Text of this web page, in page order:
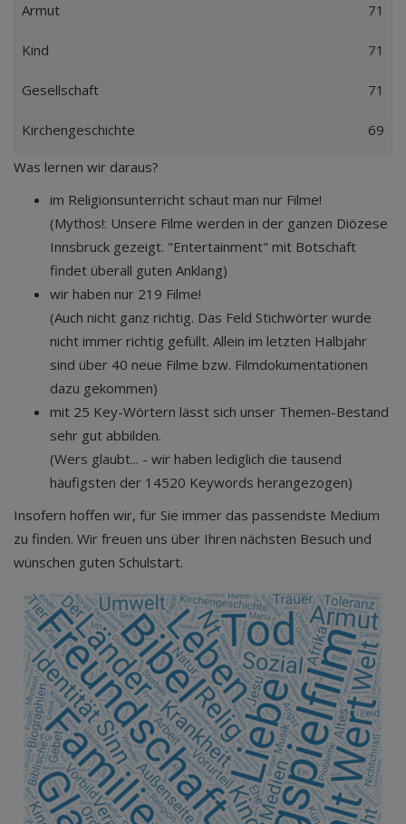
Armut 71
Kind 71
Gesellschaft 71
Kirchengeschichte 69
Was lernen wir daraus?
im Religionsunterricht schaut man nur Filme!
(Mythos!: Unsere Filme werden in der ganzen Diözese
Innsbruck gezeigt. "Entertainment" mit Botschaft
findet überall guten Anklang)
wir haben nur 219 Filme!
(Auch nicht ganz richtig. Das Feld Stichwörter wurde
nicht immer richtig gefüllt. Allein im letzten Halbjahr
sind über 40 neue Filme bzw. Filmdokumentationen
dazu gekommen)
mit 25 Key-Wörtern lässt sich unser Themen-Bestand
sehr gut abbilden.
(Wers glaubt... - wir haben lediglich die tausend
häufigsten der 14520 Keywords herangezogen)
Insofern hoffen wir, für Sie immer das passendste Medium
zu finden. Wir freuen uns über Ihren nächsten Besuch und
wünschen guten Schulstart.